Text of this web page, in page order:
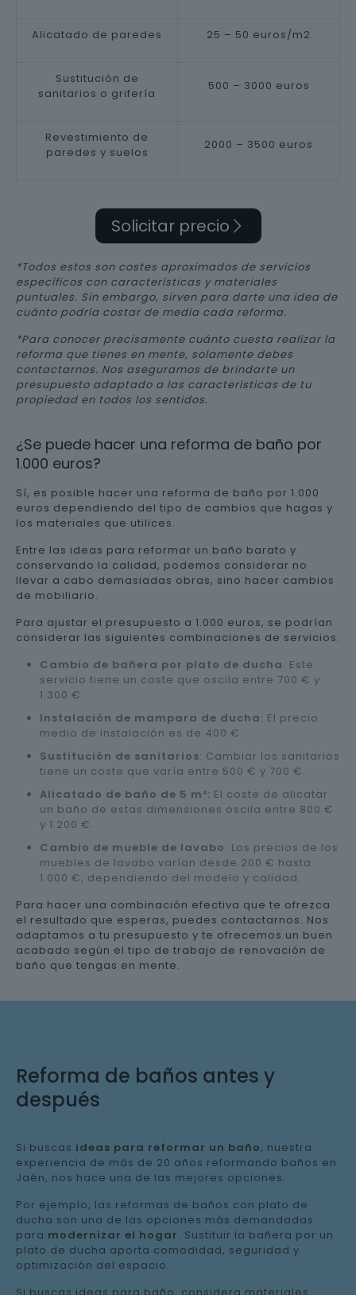
Alicatado de paredes 25 – 50 euros/m2
Sustitución de
sanitarios o grifería
500 – 3000 euros
Revestimiento de
paredes y suelos
2000 – 3500 euros
Solicitar precio
*Todos estos son costes aproximados de servicios
específicos con características y materiales
puntuales. Sin embargo, sirven para darte una idea de
cuánto podría costar de media cada reforma.
*Para conocer precisamente cuánto cuesta realizar la
reforma que tienes en mente, solamente debes
contactarnos. Nos aseguramos de brindarte un
presupuesto adaptado a las características de tu
propiedad en todos los sentidos.
¿Se puede hacer una reforma de baño por
1.000 euros?
Sí, es posible hacer una reforma de baño por 1.000
euros dependiendo del tipo de cambios que hagas y
los materiales que utilices.
Entre las ideas para reformar un baño barato y
conservando la calidad, podemos considerar no
llevar a cabo demasiadas obras, sino hacer cambios
de mobiliario.
Para ajustar el presupuesto a 1.000 euros, se podrían
considerar las siguientes combinaciones de servicios:
Cambio de bañera por plato de ducha: Este
servicio tiene un coste que oscila entre 700 € y
1.300 €.
Instalación de mampara de ducha: El precio
medio de instalación es de 400 €.
Sustitución de sanitarios: Cambiar los sanitarios
tiene un coste que varía entre 500 € y 700 €.
Alicatado de baño de 5 m²: El coste de alicatar
un baño de estas dimensiones oscila entre 800 €
y 1.200 €.
Cambio de mueble de lavabo: Los precios de los
muebles de lavabo varían desde 200 € hasta
1.000 €, dependiendo del modelo y calidad.
Para hacer una combinación efectiva que te ofrezca
el resultado que esperas, puedes contactarnos. Nos
adaptamos a tu presupuesto y te ofrecemos un buen
acabado según el tipo de trabajo de renovación de
baño que tengas en mente.
Reforma de baños antes y
después
Si buscas ideas para reformar un baño, nuestra
experiencia de más de 20 años reformando baños en
Jaén, nos hace una de las mejores opciones.
Por ejemplo, las reformas de baños con plato de
ducha son una de las opciones más demandadas
para modernizar el hogar. Sustituir la bañera por un
plato de ducha aporta comodidad, seguridad y
optimización del espacio.